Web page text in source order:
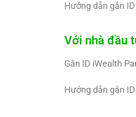
Hướng dẫn gắn
Với nhà đầu
Gắn ID iWealth
Hướng dẫn gắn